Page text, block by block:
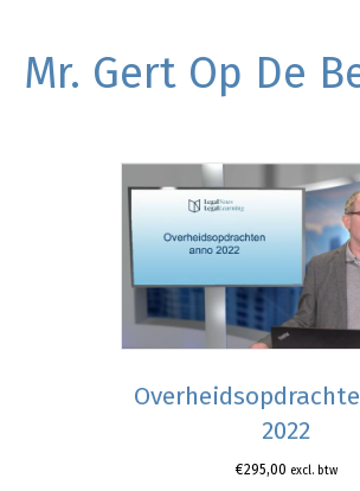
Mr. Gert Op De
2022
€295,00 excl. btw